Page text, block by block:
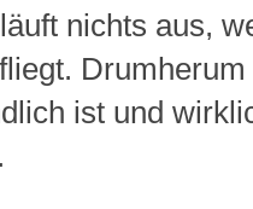
nichts aus,
ist und